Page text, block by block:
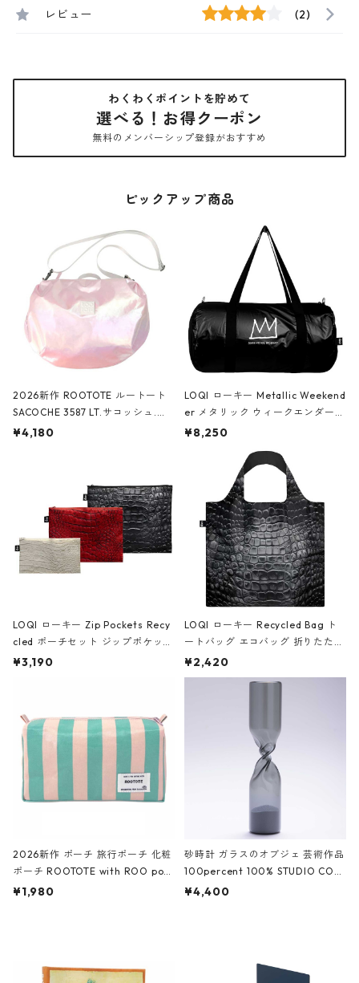
レビュー (2)
わくわくポイントを貯めて
選べる！お得クーポン
無料のメンバーシップ登録がおすすめ
ピックアップ商品
2026新作 ROOTOTE ルートート
SACOCHE 3587 LT.サコッシュ.ル
ミエ-B ショルダーバッグ グロスピ
¥4,180
LOQI ローキー Metallic Weekend
er メタリック ウィークエンダー
ボストンバッグ ショルダーバッグ
Black ジャン=ミッシェル・バスキ
ア/クラウン ブラック
¥8,250
LOQI ローキー Zip Pockets Recy
cled ポーチセット ジップポケット
ファスナーポーチ 撥水加工 トラベ
ーガンディー、オフホワイト
¥3,190
LOQI ローキー Recycled Bag ト
ートバッグ エコバッグ 折りたたみ
大きめ 撥水加工 収納ポーチ CRO
CODILE/Black クロコダイル/ブラ
¥2,420
2026新作 ポーチ 旅行ポーチ 化粧
ポーチ ROOTOTE with ROO pou
ch 3532 ルートート WR.ポーチ.ラ
¥1,980
砂時計 ガラスのオブジェ 芸術作品
100percent 100% STUDIO COH
AKU Timeless 100パーセント ス
¥4,400